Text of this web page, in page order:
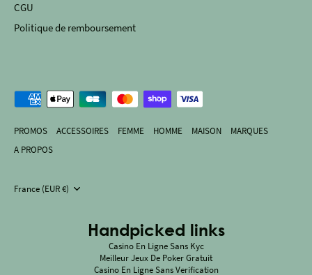
CGU
Politique de remboursement
PROMOS ACCESSOIRES FEMME HOMME MAISON
MARQUES
A PROPOS
Devise
France (EUR €)
Handpicked links
Casino En Ligne Sans Kyc
Meilleur Jeux De Poker Gratuit
Casino En Ligne Sans Verification